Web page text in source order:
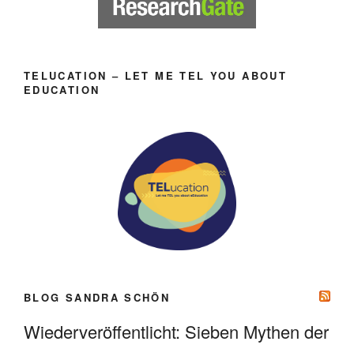
TELUCATION – LET ME TEL YOU ABOUT
EDUCATION
BLOG SANDRA SCHÖN
Wiederveröffentlicht: Sieben Mythen der